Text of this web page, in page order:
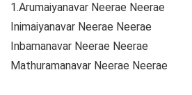
1.Arumaiyanavar Neerae Neerae
Inimaiyanavar Neerae Neerae
Inbamanavar Neerae Neerae
Mathuramanavar Neerae Neerae